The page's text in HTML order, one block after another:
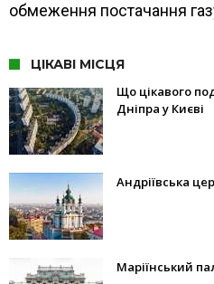
обмеження постачання
ЦІКАВІ МІСЦЯ
Що цікавого
Дніпра у Києві
Андріївська
Маріїнський